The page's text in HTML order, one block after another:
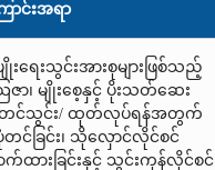
ာင်းအရာ
းရေးသွင်းအားစုများဖြစ်သည့်
ဇာ၊ မျိုးစေ့နှင့် ပိုးသတ်ဆေး
တင်သွင်း/ ထုတ်လုပ်ရန်အတွက်
င်ခြင်း၊ သိုလှောင်လိုင်စင်
က်ထားခြင်းနှင့် သွင်းကုန်လိုင်စင်